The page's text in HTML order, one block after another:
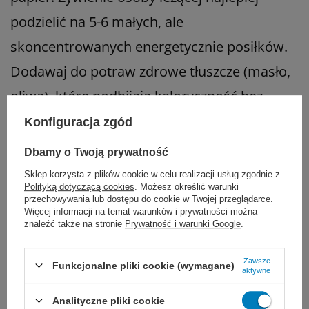
podzielić na 5-6 małych, ale
skoncentrowanych energetycznie posiłków.
Dodawaj do potraw zdrowe tłuszcze (masło,
oliwa), które podbijają kaloryczność bez
zwiększania objętości jedzenia.
Konfiguracja zgód
Dbamy o Twoją prywatność
Sklep korzysta z plików cookie w celu realizacji usług zgodnie z
Polityką dotyczącą cookies . Możesz określić warunki
przechowywania lub dostępu do cookie w Twojej przeglądarce.
Więcej informacji na temat warunków i prywatności można
znaleźć także na stronie Prywatność i warunki Google
Funkcjonalne pliki cookie (wymagane)
Zawsze
aktywne
Analityczne pliki cookie